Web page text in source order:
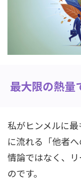
最大限の熱量
私がヒンメルに
に流れる「他者
情論ではなく、
のです。